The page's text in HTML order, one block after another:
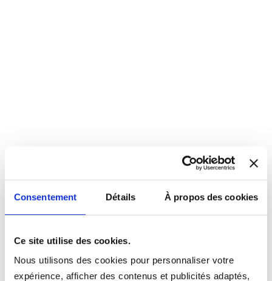
Consentement Détails À propos des cookies
Ce site utilise des cookies.
Nous utilisons des cookies pour personnaliser votre
expérience, afficher des contenus et publicités adaptés,